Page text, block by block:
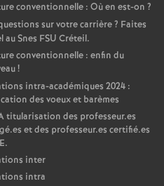
conventionnelle : Où en est-on ?
sur votre carrière? Faites
au Snes FSU Créteil.
conventionnelle : enfin du
!
intra-académiques 2024 :
des voeux et barèmes
titularisation des professeur.es
et des professeur.es certifié.es
inter
intra